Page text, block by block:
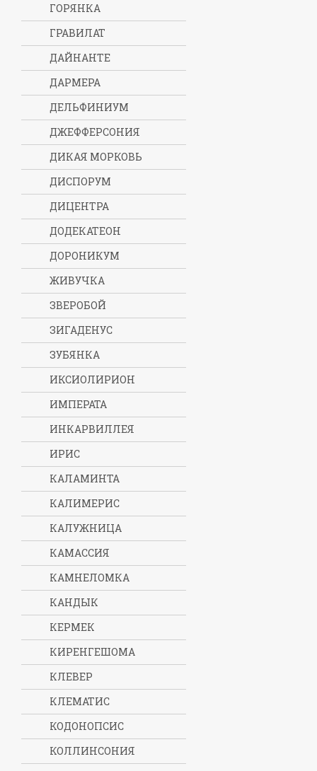
ГОРЯНКА
ГРАВИЛАТ
ДАЙНАНТЕ
ДАРМЕРА
ДЕЛЬФИНИУМ
ДЖЕФФЕРСОНИЯ
ДИКАЯ МОРКОВЬ
ДИСПОРУМ
ДИЦЕНТРА
ДОДЕКАТЕОН
ДОРОНИКУМ
ЖИВУЧКА
ЗВЕРОБОЙ
ЗИГАДЕНУС
ЗУБЯНКА
ИКСИОЛИРИОН
ИМПЕРАТА
ИНКАРВИЛЛЕЯ
ИРИС
КАЛАМИНТА
КАЛИМЕРИС
КАЛУЖНИЦА
КАМАССИЯ
КАМНЕЛОМКА
КАНДЫК
КЕРМЕК
КИРЕНГЕШОМА
КЛЕВЕР
КЛЕМАТИС
КОДОНОПСИС
КОЛЛИНСОНИЯ